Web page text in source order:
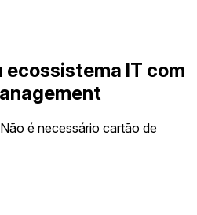
ecossistema IT com
é necessário cartão de